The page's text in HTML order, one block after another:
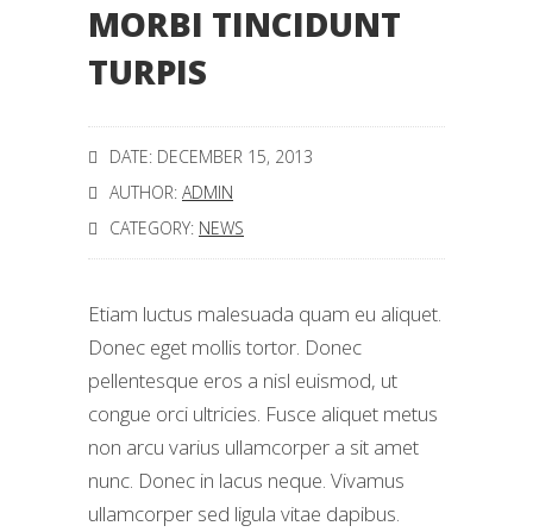
MORBI TINCIDUNT
TURPIS
DATE: DECEMBER 15, 2013
AUTHOR: ADMIN
CATEGORY: NEWS
Etiam luctus malesuada quam eu aliquet.
Donec eget mollis tortor. Donec
pellentesque eros a nisl euismod, ut
congue orci ultricies. Fusce aliquet metus
non arcu varius ullamcorper a sit amet
nunc. Donec in lacus neque. Vivamus
ullamcorper sed ligula vitae dapibus.